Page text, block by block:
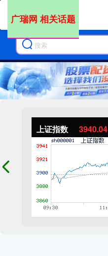
上证指数 3940.04
广瑞网 相关话题